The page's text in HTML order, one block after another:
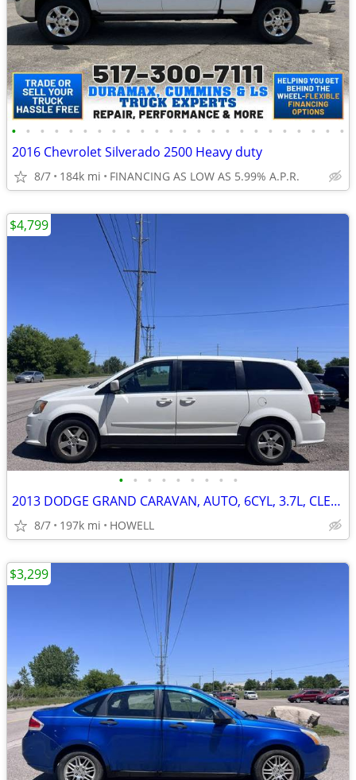
• • • • • • • • • • • • • • • • • • • • • • • •
2016 Chevrolet Silverado 2500 Heavy duty
8/7 184k mi FINANCING AS LOW AS 5.99% A.P.R.
• • • • • • • • •
2013 DODGE GRAND CARAVAN, AUTO, 6CYL, 3.7L, CLEAN, RUNS GOOD
8/7 197k mi HOWELL
$4,799
$3,299